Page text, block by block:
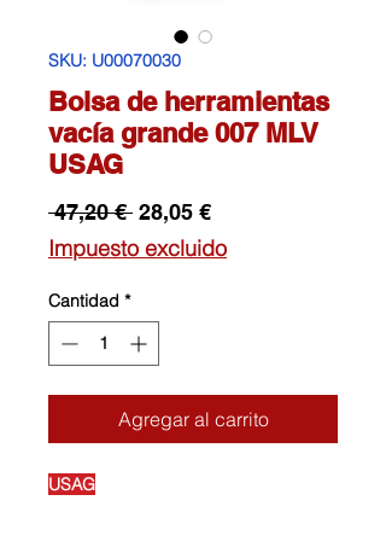
SKU: U00070030
Bolsa de herramientas
vacía grande 007 MLV
USAG
47,20 € Precio
28,05 €Precio
de
oferta
Impuesto excluido
Cantidad *
Agregar al carrito
USAG